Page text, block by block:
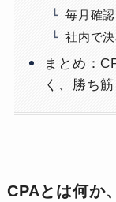
毎月確
社内で
まとめ：
く、勝ち
CPAとは何か